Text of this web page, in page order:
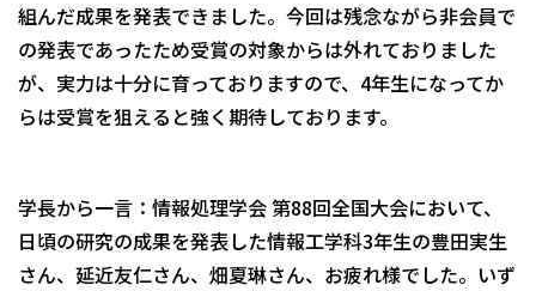
組んだ成果を発表できました。今回は残念ながら非会員で
の発表であったため受賞の対象からは外れておりました
が、実力は十分に育っておりますので、4年生になってか
らは受賞を狙えると強く期待しております。
学長から一言：情報処理学会 第88回全国大会において、
日頃の研究の成果を発表した情報工学科3年生の豊田実生
さん、延近友仁さん、畑夏琳さん、お疲れ様でした。いず